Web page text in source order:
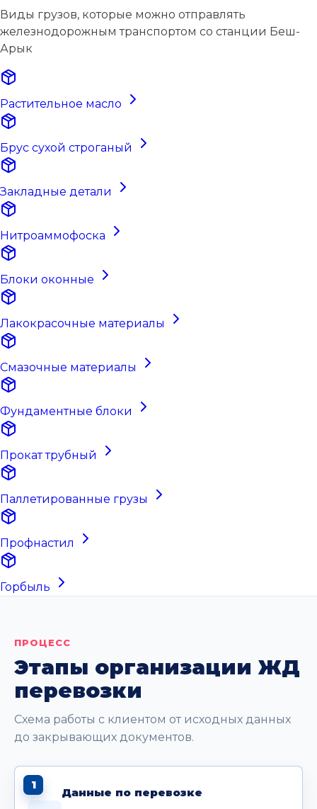
Виды грузов, которые можно отправлять
железнодорожным транспортом со станции Беш-
Арык
Растительное масло
Брус сухой строганый
Закладные детали
Нитроаммофоска
Блоки оконные
Лакокрасочные материалы
Смазочные материалы
Фундаментные блоки
Прокат трубный
Паллетированные грузы
Профнастил
Горбыль
ПРОЦЕСС
Этапы организации ЖД
перевозки
Схема работы с клиентом от исходных данных
до закрывающих документов.
1
Данные по перевозке